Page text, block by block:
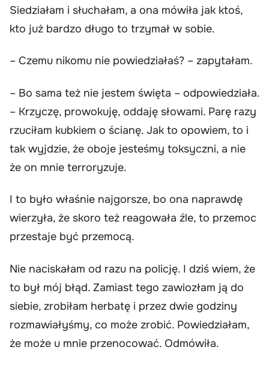
Siedziałam i słuchałam, a ona mówiła jak ktoś,
kto już bardzo długo to trzymał w sobie.
– Czemu nikomu nie powiedziałaś? – zapytałam.
– Bo sama też nie jestem święta – odpowiedziała.
– Krzyczę, prowokuję, oddaję słowami. Parę razy
rzuciłam kubkiem o ścianę. Jak to opowiem, to i
tak wyjdzie, że oboje jesteśmy toksyczni, a nie
że on mnie terroryzuje.
I to było właśnie najgorsze, bo ona naprawdę
wierzyła, że skoro też reagowała źle, to przemoc
przestaje być przemocą.
Nie naciskałam od razu na policję. I dziś wiem, że
to był mój błąd. Zamiast tego zawiozłam ją do
siebie, zrobiłam herbatę i przez dwie godziny
rozmawiałyśmy, co może zrobić. Powiedziałam,
że może u mnie przenocować. Odmówiła.